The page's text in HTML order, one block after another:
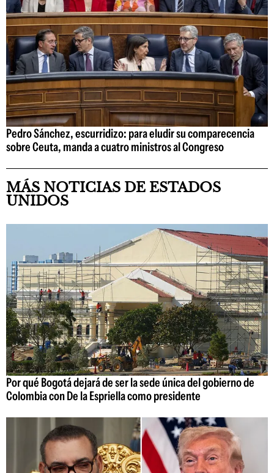
Pedro Sánchez, escurridizo: para eludir su comparecencia
sobre Ceuta, manda a cuatro ministros al Congreso
MÁS NOTICIAS DE ESTADOS
UNIDOS
Por qué Bogotá dejará de ser la sede única del gobierno de
Colombia con De la Espriella como presidente